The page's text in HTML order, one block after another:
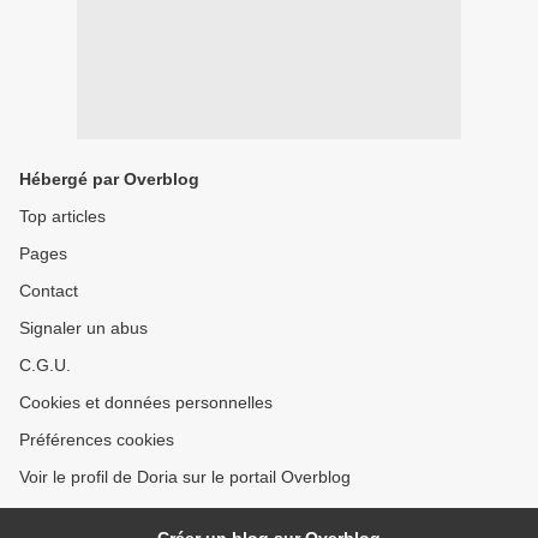
Hébergé par Overblog
Top articles
Pages
Contact
Signaler un abus
C.G.U.
Cookies et données personnelles
Préférences cookies
Voir le profil de Doria sur le portail Overblog